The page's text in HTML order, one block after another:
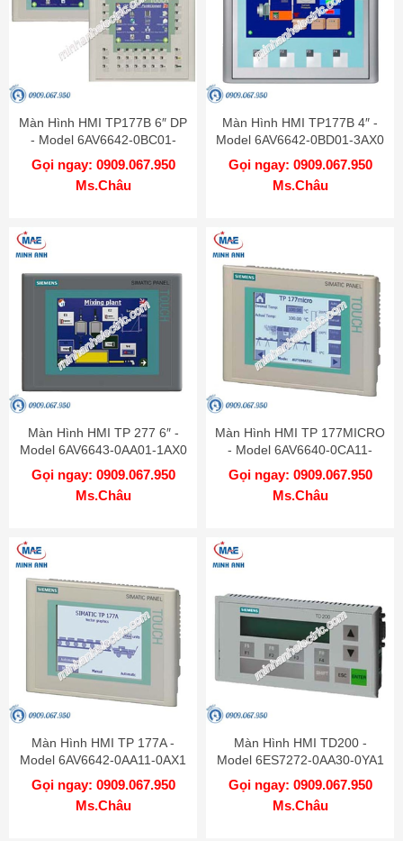
Màn Hình HMI TP177B 6″ DP
- Model 6AV6642-0BC01-
1AX1
Gọi ngay: 0909.067.950
Ms.Châu
Màn Hình HMI TP177B 4″ -
Model 6AV6642-0BD01-3AX0
Gọi ngay: 0909.067.950
Ms.Châu
Màn Hình HMI TP 277 6″ -
Model 6AV6643-0AA01-1AX0
Gọi ngay: 0909.067.950
Ms.Châu
Màn Hình HMI TP 177MICRO
- Model 6AV6640-0CA11-
0AX1
Gọi ngay: 0909.067.950
Ms.Châu
Màn Hình HMI TP 177A -
Model 6AV6642-0AA11-0AX1
Gọi ngay: 0909.067.950
Ms.Châu
Màn Hình HMI TD200 -
Model 6ES7272-0AA30-0YA1
Gọi ngay: 0909.067.950
Ms.Châu